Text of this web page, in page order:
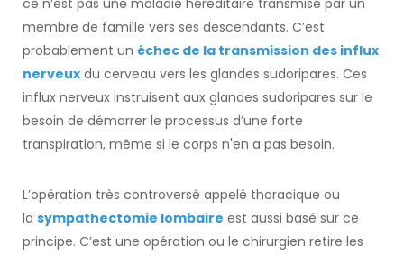
ce n’est pas une maladie héréditaire transmise par un
membre de famille vers ses descendants. C’est
probablement un échec de la transmission des influx
nerveux du cerveau vers les glandes sudoripares. Ces
influx nerveux instruisent aux glandes sudoripares sur le
besoin de démarrer le processus d’une forte
transpiration, même si le corps n'en a pas besoin.
L’opération très controversé appelé thoracique ou
la sympathectomie lombaire est aussi basé sur ce
principe. C’est une opération ou le chirurgien retire les